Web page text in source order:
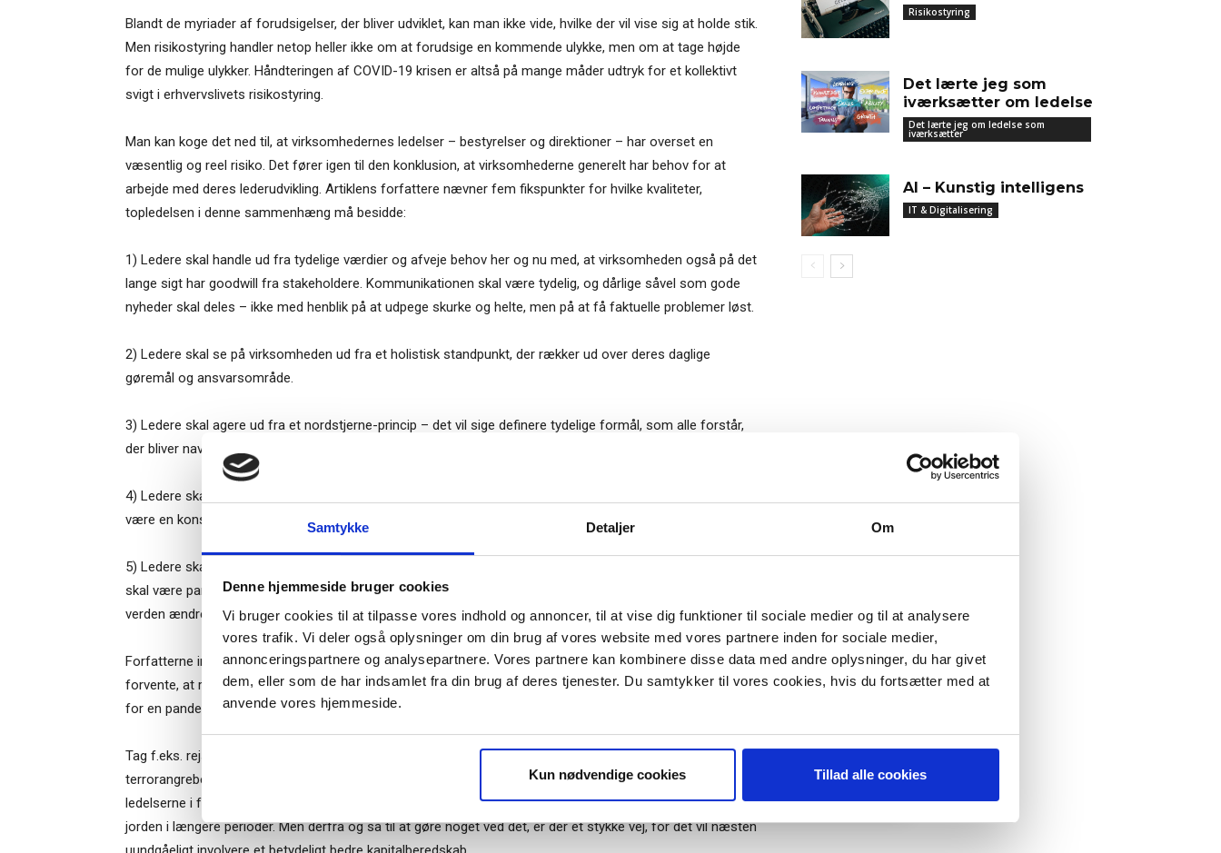
Samtykke Detaljer Om
Denne hjemmeside bruger cookies
Vi bruger cookies til at tilpasse vores indhold og annoncer, til at vise dig funktioner til sociale medier og til at analysere
vores trafik. Vi deler også oplysninger om din brug af vores website med vores partnere inden for sociale medier,
annonceringspartnere og analysepartnere. Vores partnere kan kombinere disse data med andre oplysninger, du har givet
dem, eller som de har indsamlet fra din brug af deres tjenester. Du samtykker til vores cookies, hvis du fortsætter med at
anvende vores hjemmeside.
Kun nødvendige cookies Tillad alle cookies
Blandt de myriader af forudsigelser, der bliver udviklet, kan man ikke vide, hvilke der vil vise sig at holde stik.
Men risikostyring handler netop heller ikke om at forudsige en kommende ulykke, men om at tage højde
for de mulige ulykker. Håndteringen af COVID-19 krisen er altså på mange måder udtryk for et kollektivt
svigt i erhvervslivets risikostyring.
Man kan koge det ned til, at virksomhedernes ledelser – bestyrelser og direktioner – har overset en
væsentlig og reel risiko. Det fører igen til den konklusion, at virksomhederne generelt har behov for at
arbejde med deres lederudvikling. Artiklens forfattere nævner fem fikspunkter for hvilke kvaliteter,
topledelsen i denne sammenhæng må besidde:
1) Ledere skal handle ud fra tydelige værdier og afveje behov her og nu med, at virksomheden også på det
lange sigt har goodwill fra stakeholdere. Kommunikationen skal være tydelig, og dårlige såvel som gode
nyheder skal deles – ikke med henblik på at udpege skurke og helte, men på at få faktuelle problemer løst.
2) Ledere skal se på virksomheden ud fra et holistisk standpunkt, der rækker ud over deres daglige
gøremål og ansvarsområde.
3) Ledere skal agere ud fra et nordstjerne-princip – det vil sige definere tydelige formål, som alle forstår,
der bliver navigeret efter.
4) Ledere skal handle hurtigt, når det er nødvendigt, men også lære af de fejl, der næsten uundgåeligt vil
være en konsekvens af hastværket.
5) Ledere skal være intellektuelt nysgerrige. De skal se mulighederne i de små, men sigende, detaljer, og de
skal være parate til at gøre ting på nye måder, når de gamle ikke længere virker. De må, i erkendelsen af at
verden ændrer sig, ikke hvile på laurbærrene, selv om det er gået godt i en periode.
Forfatterne indser naturligvis, at der ikke er noget quick-fix – man kan ikke bare forbedre ledelsen, og så
forvente, at risikostyringen pludselig fungerer fortrinligt. I nogle brancher kan opgaven med at tage højde
for en pandemi være særdeles vanskelig.
Tag f.eks. rejsebranchen. Der har været flere tilfælde af, at den i kortere periode blev lagt ned, f.eks. efter
terrorangrebet den 11. september 2001 og efter vulkanudbruddet på Island i 2010. Man må gå ud fra, at
ledelserne i f.eks. flyselskaber også har diskuteret risikoen for begivenheder, der ville holde flyene på
jorden i længere perioder. Men derfra og så til at gøre noget ved det, er der et stykke vej, for det vil næsten
Risikostyring
Det lærte jeg som
iværksætter om ledelse
Det lærte jeg om ledelse som
iværksætter
AI – Kunstig intelligens
IT & Digitalisering
– og modtag Ole Borchs bog
“Succes i en dansk bestyrelse”
Når du trykker "modtag bogen" bliver du tilmeldt